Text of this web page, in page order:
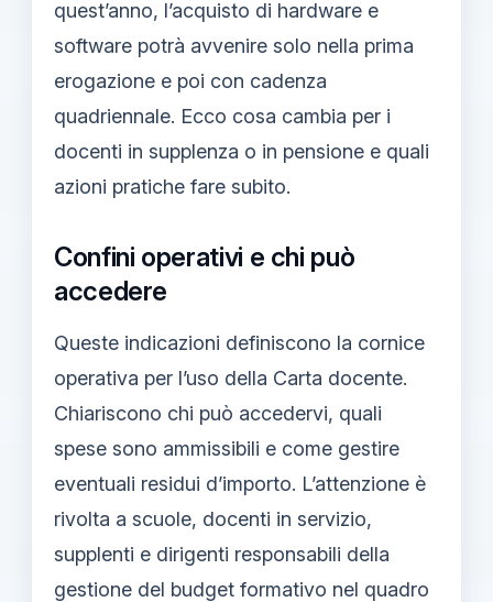
quest’anno, l’acquisto di hardware e
software potrà avvenire solo nella prima
erogazione e poi con cadenza
quadriennale. Ecco cosa cambia per i
docenti in supplenza o in pensione e quali
azioni pratiche fare subito.
Confini operativi e chi può
accedere
Queste indicazioni definiscono la cornice
operativa per l’uso della Carta docente.
Chiariscono chi può accedervi, quali
spese sono ammissibili e come gestire
eventuali residui d’importo. L’attenzione è
rivolta a scuole, docenti in servizio,
supplenti e dirigenti responsabili della
gestione del budget formativo nel quadro